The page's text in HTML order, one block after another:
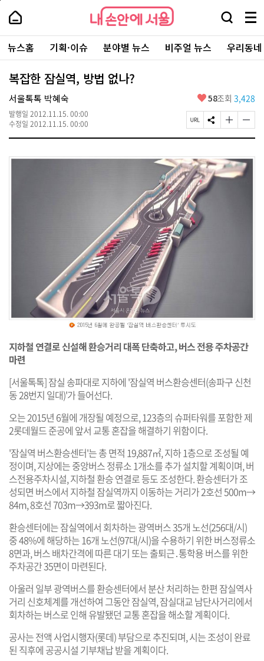
본
로
가
내
손
안
에
서
울
-
서
울
시
대
표
소
포
내
손
에
울
검
창
열
기
메
뉴
전
체
보
주
요
서
뉴스홈 기획·이슈 분야별 뉴스 비주얼 뉴스 우리동
복잡한 잠실역, 방법 없나?
서울톡톡 박혜숙
발행일 2012.11.15. 00:00
수정일 2012.11.15. 00:00
좋
요
58조회 3,428
페
이
U
R
L
복
사
S
N
공
유
하
기
글
자
기
크
게
글
자
기
작
게
지하철 연결로 신설해 환승거리 대폭 단축하고, 버스 전용 주차공간
마련
[서울톡톡] 잠실 송파대로 지하에 '잠실역 버스환승센터(송파구 신천
동 28번지 일대)'가 들어선다.
오는 2015년 6월에 개장될 예정으로, 123층의 슈퍼타워를 포함한 제
2롯데월드 준공에 앞서 교통 혼잡을 해결하기 위함이다.
'잠실역 버스환승센터'는 총 면적 19,887㎡, 지하 1층으로 조성될 예
정이며, 지상에는 중앙버스 정류소 1개소를 추가 설치할 계획이며, 버
스전용주차시설, 지하철 환승 연결로 등도 조성한다. 환승센터가 조
성되면 버스에서 지하철 잠실역까지 이동하는 거리가 2호선 500m→
84m, 8호선 703m→393m로 짧아진다.
환승센터에는 잠실역에서 회차하는 광역버스 35개 노선(256대/시)
중 48%에 해당하는 16개 노선(97대/시)을 수용하기 위한 버스정류소
8면과, 버스 배차간격에 따른 대기 또는 출퇴근․통학용 버스를 위한
주차공간 35면이 마련된다.
아울러 일부 광역버스를 환승센터에서 분산 처리하는 한편 잠실역사
거리 신호체계를 개선하여 그동안 잠실역, 잠실대교 남단사거리에서
회차하는 버스로 인해 유발됐던 교통 혼잡을 해소할 계획이다.
공사는 전액 사업시행자(롯데) 부담으로 추진되며, 시는 조성이 완료
된 직후에 공공시설 기부채납 받을 계획이다.
페
상
단
로